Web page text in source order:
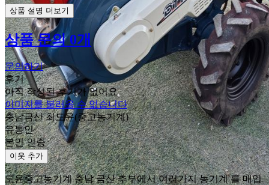
상품 설명 더보기
상품 문의 0개
문의하기
후기
아직 작성된 후기가 없어요
이미지를 불러올 수 없습니다
충남금산 최도윤(중고농기계)
유통인
본인 인증
이웃 추가
도윤중고농기계 충남 금산 추부에서 여러가지 농기계 를 매입